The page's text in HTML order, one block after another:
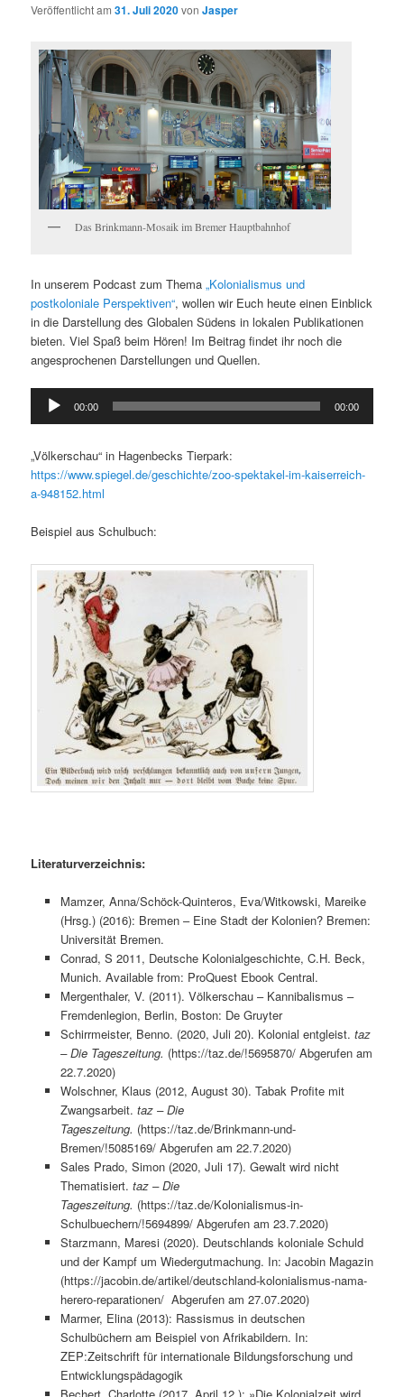
Veröffentlicht am31. Juli 2020vonJasper
Das Brinkmann-Mosaik im Bremer Hauptbahnhof
In unserem Podcast zum Thema„Kolonialismus und
postkoloniale Perspektiven“, wollen wir Euch heute einen Einblick
in die Darstellung des Globalen Südens in lokalen Publikationen
bieten. Viel Spaß beim Hören! Im Beitrag findet ihr noch die
angesprochenen Darstellungen und Quellen.
Audio-
Player
00:00 00:00
„Völkerschau“ in Hagenbecks Tierpark:
https://www.spiegel.de/geschichte/zoo-spektakel-im-kaiserreich-
a-948152.html
Beispiel aus Schulbuch:
Literaturverzeichnis:
Mamzer, Anna/Schöck-Quinteros, Eva/Witkowski, Mareike
(Hrsg.) (2016): Bremen – Eine Stadt der Kolonien? Bremen:
Universität Bremen.
Conrad, S 2011, Deutsche Kolonialgeschichte, C.H. Beck,
Munich. Available from: ProQuest Ebook Central.
Mergenthaler, V. (2011). Völkerschau – Kannibalismus –
Fremdenlegion, Berlin, Boston: De Gruyter
Schirrmeister, Benno. (2020, Juli 20). Kolonial entgleist. taz
– Die Tageszeitung. (https://taz.de/!5695870/ Abgerufen am
22.7.2020)
Wolschner, Klaus (2012, August 30). Tabak Profite mit
Zwangsarbeit. taz – Die
Tageszeitung. (https://taz.de/Brinkmann-und-
Bremen/!5085169/ Abgerufen am 22.7.2020)
Sales Prado, Simon (2020, Juli 17). Gewalt wird nicht
Thematisiert. taz – Die
Tageszeitung. (https://taz.de/Kolonialismus-in-
Schulbuechern/!5694899/ Abgerufen am 23.7.2020)
Starzmann, Maresi (2020). Deutschlands koloniale Schuld
und der Kampf um Wiedergutmachung. In: Jacobin Magazin
(https://jacobin.de/artikel/deutschland-kolonialismus-nama-
herero-reparationen/ Abgerufen am 27.07.2020)
Marmer, Elina (2013): Rassismus in deutschen
Schulbüchern am Beispiel von Afrikabildern. In:
ZEP:Zeitschrift für internationale Bildungsforschung und
Entwicklungspädagogik